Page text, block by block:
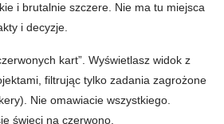
i brutalnie szczere. Nie ma tu miejsca
i decyzje.
kart”. Wyświetlasz widok z
filtrując tylko zadania zagrożone
Nie omawiacie wszystkiego.
świeci na czerwono.